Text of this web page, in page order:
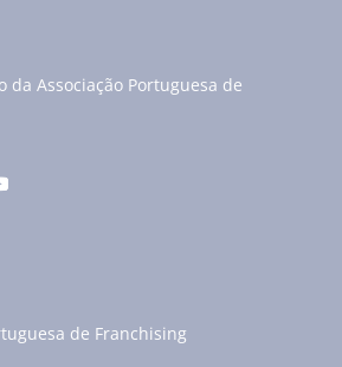
da Associação Portuguesa de
de Franchising